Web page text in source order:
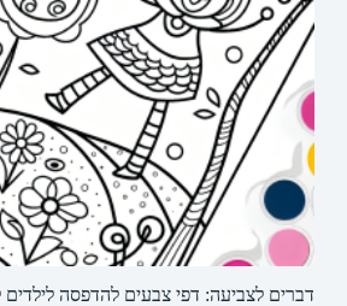
דברים לצביעה: דפי צבעים להדפסה לילדים